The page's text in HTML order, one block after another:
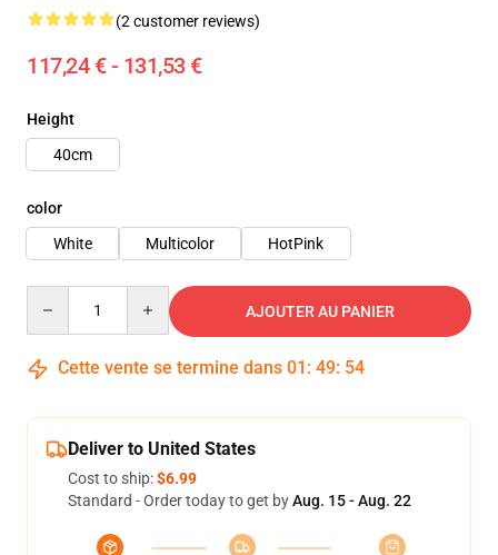
(2 customer reviews)
117,24 € - 131,53 €
Height
40cm
color
White
Multicolor HotPink
AJOUTER AU PANIER
Cette vente se termine dans 01 : 49: 53
Deliver to United States
Cost to ship:$6.99
Standard - Order today to get byAug. 15 - Aug. 22